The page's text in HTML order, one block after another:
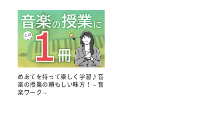
●大きさ：A4変型判
●色：本体：オールカラー
観点別テスト：オールカラー
合唱・合奏曲ピース：１色
●ページ数：24P
発行学年
●１年 ２年 ３年 ４年 ５年 ６年
めあてを持って楽しく学習♪音
楽の授業の頼もしい味方！～音
楽ワーク～